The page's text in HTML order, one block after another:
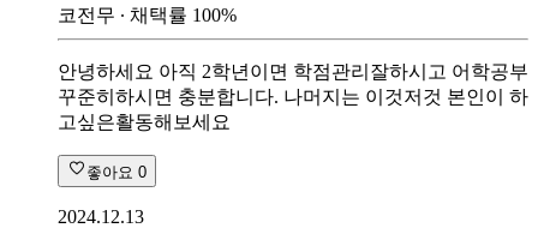
코전무 ∙ 채택률 100%
안녕하세요 아직 2학년이면 학점관리잘하시고 어학공부
꾸준히하시면 충분합니다. 나머지는 이것저것 본인이 하
고싶은활동해보세요
좋아요 0
2024.12.13